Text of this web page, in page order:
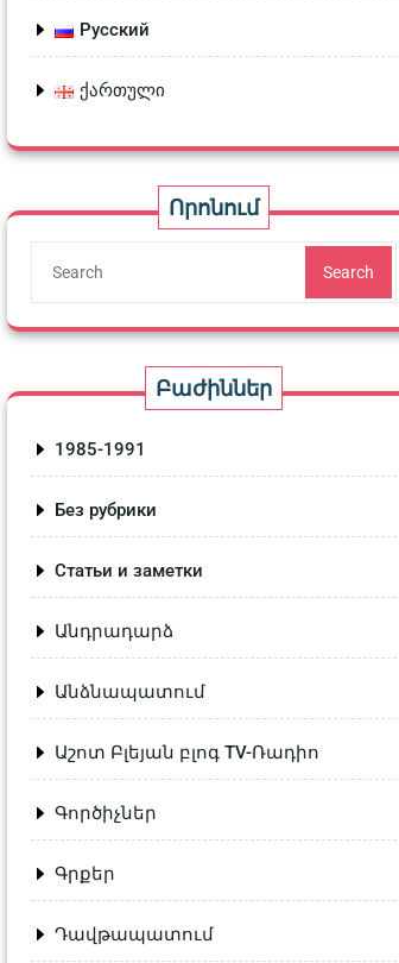
Русский
ქართული
Որոնում
Search
Բաժիններ
1985-1991
Без рубрики
Статьи и заметки
Անդրադարձ
Անձնապատում
Աշոտ Բլեյան բլոգ TV-Ռադիո
Գործիչներ
Գրքեր
Դավթապատում